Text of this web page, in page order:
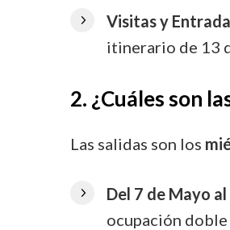
Visitas y
itinerario de 13
2. ¿Cuáles son
Las salidas son los
Del 7 de Mayo
ocupación